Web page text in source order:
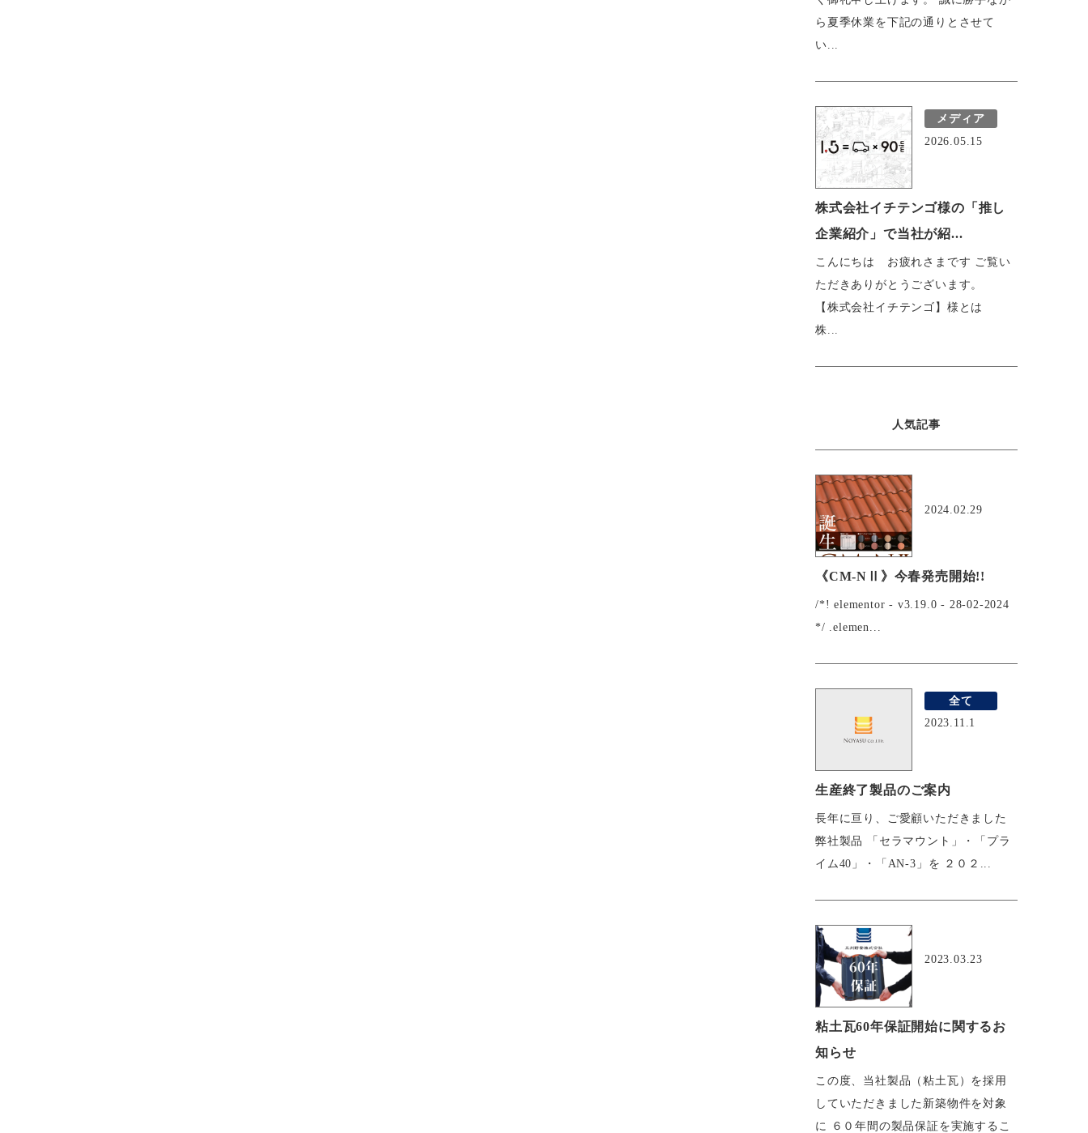
ら夏季休業を下記の通りとさせて
い...
メディア
2026.05.15
株式会社イチテンゴ様の「推し
企業紹介」で当社が紹...
こんにちは お疲れさまです ご覧い
ただきありがとうございます。
【株式会社イチテンゴ】様とは
株...
人気記事
2024.02.29
《CM-NⅡ》今春発売開始!!
/*! elementor - v3.19.0 - 28-02-2024
*/ .elemen...
全て
2023.11.1
生産終了製品のご案内
長年に亘り、ご愛顧いただきました
弊社製品 「セラマウント」・「プラ
イム40」・「AN-3」を ２０２...
2023.03.23
粘土瓦60年保証開始に関するお
知らせ
この度、当社製品（粘土瓦）を採用
していただきました新築物件を対象
に ６０年間の製品保証を実施するこ